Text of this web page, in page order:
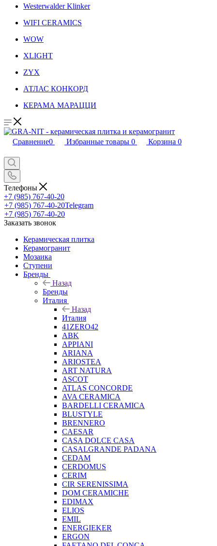
Westerwalder Klinker
WIFI CERAMICS
WOW
XLIGHT
ZYX
АТЛАС КОНКОРД
КЕРАМА МАРАЦЦИ
Сравнение0 Избранные товары 0 Корзина 0
Телефоны
+7 (985) 767-40-20
+7 (985) 767-40-20Telegram
+7 (985) 767-40-20
Заказать звонок
Керамическая плитка
Керамогранит
Мозаика
Ступени
Бренды
Назад
Бренды
Италия
Назад
Италия
41ZERO42
ABK
APPIANI
ARIANA
ARIOSTEA
ART NATURA
ASCOT
ATLAS CONCORDE
AVA CERAMICA
BARDELLI CERAMICA
BLUSTYLE
BRENNERO
CAESAR
CASA DOLCE CASA
CASALGRANDE PADANA
CEDAM
CERDOMUS
CERIM
CIR SERENISSIMA
DOM CERAMICHE
EDIMAX
ELIOS
EMIL
ENERGIEKER
ERGON